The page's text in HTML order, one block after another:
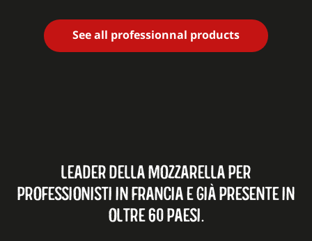
See all professionnal products
LEADER DELLA MOZZARELLA PER
PROFESSIONISTI IN FRANCIA E GIÀ PRESENTE IN
OLTRE 60 PAESI.